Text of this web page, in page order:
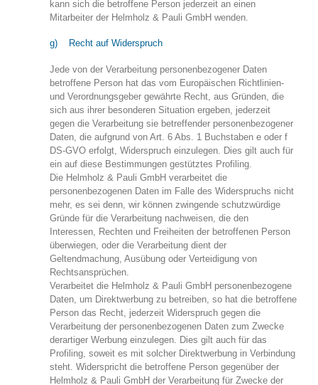
kann sich die betroffene Person jederzeit an einen
Mitarbeiter der Helmholz & Pauli GmbH wenden.
g) Recht auf Widerspruch
Jede von der Verarbeitung personenbezogener Daten
betroffene Person hat das vom Europäischen Richtlinien-
und Verordnungsgeber gewährte Recht, aus Gründen, die
sich aus ihrer besonderen Situation ergeben, jederzeit
gegen die Verarbeitung sie betreffender personenbezogener
Daten, die aufgrund von Art. 6 Abs. 1 Buchstaben e oder f
DS-GVO erfolgt, Widerspruch einzulegen. Dies gilt auch für
ein auf diese Bestimmungen gestütztes Profiling.
Die Helmholz & Pauli GmbH verarbeitet die
personenbezogenen Daten im Falle des Widerspruchs nicht
mehr, es sei denn, wir können zwingende schutzwürdige
Gründe für die Verarbeitung nachweisen, die den
Interessen, Rechten und Freiheiten der betroffenen Person
überwiegen, oder die Verarbeitung dient der
Geltendmachung, Ausübung oder Verteidigung von
Rechtsansprüchen.
Verarbeitet die Helmholz & Pauli GmbH personenbezogene
Daten, um Direktwerbung zu betreiben, so hat die betroffene
Person das Recht, jederzeit Widerspruch gegen die
Verarbeitung der personenbezogenen Daten zum Zwecke
derartiger Werbung einzulegen. Dies gilt auch für das
Profiling, soweit es mit solcher Direktwerbung in Verbindung
steht. Widerspricht die betroffene Person gegenüber der
Helmholz & Pauli GmbH der Verarbeitung für Zwecke der